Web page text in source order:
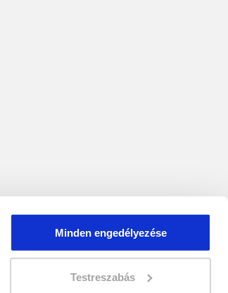
Minden engedélyezése
Testreszabás